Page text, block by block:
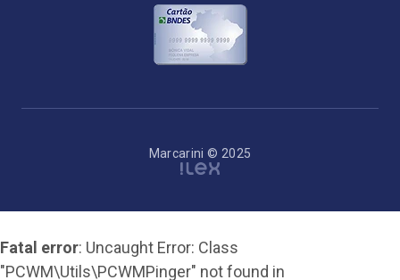
Marcarini © 2025
Fatal error: Uncaught Error: Class
"PCWM\Utils\PCWMPinger" not found in